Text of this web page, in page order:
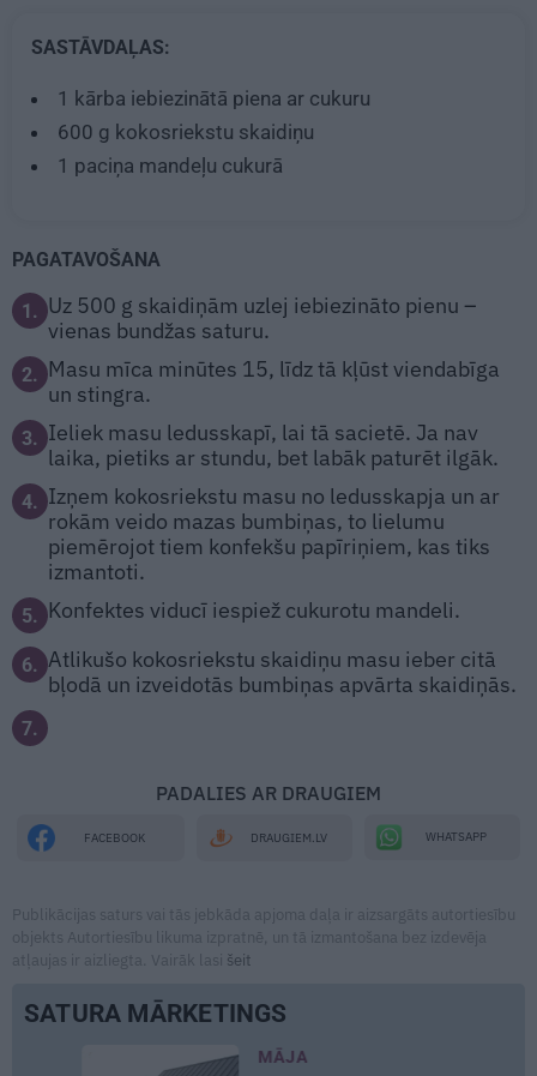
SASTĀVDAĻAS:
1 kārba iebiezinātā piena ar cukuru
600 g kokosriekstu skaidiņu
1 paciņa mandeļu cukurā
PAGATAVOŠANA
1. Uz 500 g skaidiņām uzlej iebiezināto pienu –
vienas bundžas saturu.
2.
Masu mīca minūtes 15, līdz tā kļūst viendabīga
un stingra.
3. Ieliek masu ledusskapī, lai tā sacietē. Ja nav
laika, pietiks ar stundu, bet labāk paturēt ilgāk.
4. Izņem kokosriekstu masu no ledusskapja un ar
rokām veido mazas bumbiņas, to lielumu
piemērojot tiem konfekšu papīriņiem, kas tiks
izmantoti.
5. Konfektes viducī iespiež cukurotu mandeli.
6. Atlikušo kokosriekstu skaidiņu masu ieber citā
bļodā un izveidotās bumbiņas apvārta skaidiņās.
7.
PADALIES AR DRAUGIEM
FACEBOOK DRAUGIEM.LV WHATSAPP
Publikācijas saturs vai tās jebkāda apjoma daļa ir aizsargāts autortiesību
objekts Autortiesību likuma izpratnē, un tā izmantošana bez izdevēja
atļaujas ir aizliegta. Vairāk lasi šeit
SATURA MĀRKETINGS